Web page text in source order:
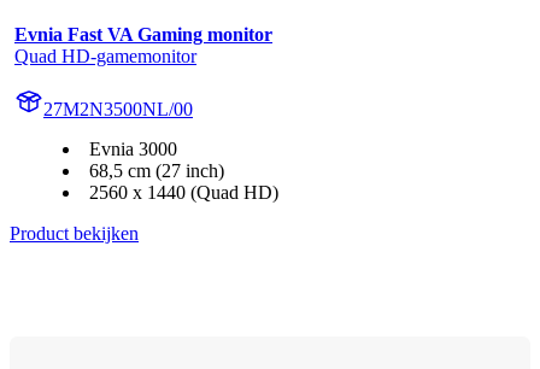
Evnia Fast VA Gaming monitor
Quad HD-gamemonitor
27M2N3500NL/00
Evnia 3000
68,5 cm (27 inch)
2560 x 1440 (Quad HD)
Product bekijken